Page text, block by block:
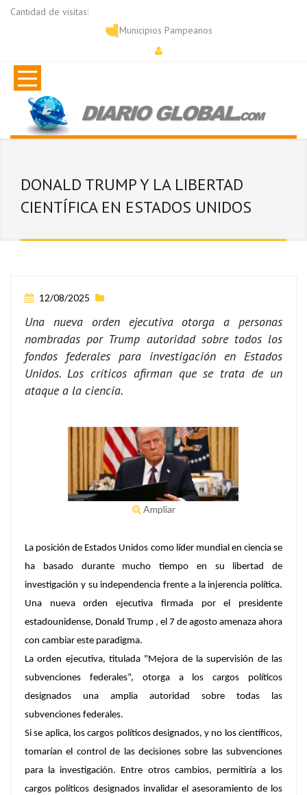
Cantidad de visitas:
Municipios Pampeanos
DONALD TRUMP Y LA LIBERTAD
CIENTÍFICA EN ESTADOS UNIDOS
12/08/2025
Una nueva orden ejecutiva otorga a personas
nombradas por Trump autoridad sobre todos los
fondos federales para investigación en Estados
Unidos. Los críticos afirman que se trata de un
ataque a la ciencia.
Ampliar
La posición de Estados Unidos como líder mundial en ciencia se
ha basado durante mucho tiempo en su libertad de
investigación y su independencia frente a la injerencia política.
Una nueva orden ejecutiva firmada por el presidente
estadounidense, Donald Trump , el 7 de agosto amenaza ahora
con cambiar este paradigma.
La orden ejecutiva, titulada "Mejora de la supervisión de las
subvenciones federales”, otorga a los cargos políticos
designados una amplia autoridad sobre todas las
subvenciones federales.
Si se aplica, los cargos políticos designados, y no los científicos,
tomarían el control de las decisiones sobre las subvenciones
para la investigación. Entre otros cambios, permitiría a los
cargos políticos designados invalidar el asesoramiento de los